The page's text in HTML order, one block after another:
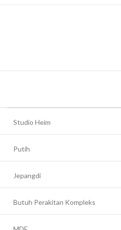
Studio Heim
Putih
Jepangdi
Butuh Perakitan Kompleks